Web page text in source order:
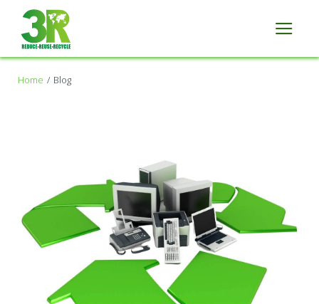
Home Blog